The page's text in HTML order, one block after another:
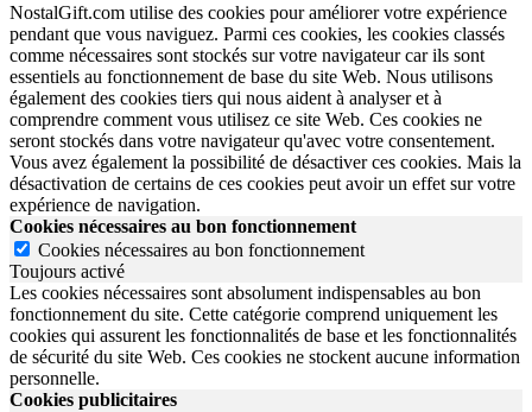
NostalGift.com utilise des cookies pour améliorer votre expérience
pendant que vous naviguez. Parmi ces cookies, les cookies classés
comme nécessaires sont stockés sur votre navigateur car ils sont
essentiels au fonctionnement de base du site Web. Nous utilisons
également des cookies tiers qui nous aident à analyser et à
comprendre comment vous utilisez ce site Web. Ces cookies ne
seront stockés dans votre navigateur qu'avec votre consentement.
Vous avez également la possibilité de désactiver ces cookies. Mais la
désactivation de certains de ces cookies peut avoir un effet sur votre
expérience de navigation.
Cookies nécessaires au bon fonctionnement
Cookies nécessaires au bon fonctionnement
Toujours activé
Les cookies nécessaires sont absolument indispensables au bon
fonctionnement du site. Cette catégorie comprend uniquement les
cookies qui assurent les fonctionnalités de base et les fonctionnalités
de sécurité du site Web. Ces cookies ne stockent aucune information
personnelle.
Cookies publicitaires